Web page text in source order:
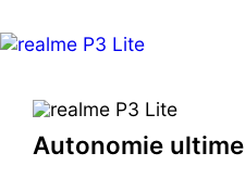
Autonomie ultime